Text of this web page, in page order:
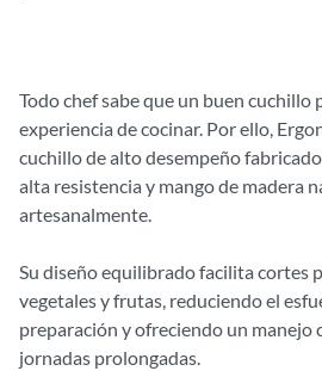
Todo chef sabe que un buen cuchillo
experiencia de cocinar. Por ello,
cuchillo de alto desempeño
alta resistencia y mango de madera
artesanalmente.
Su diseño equilibrado facilita cortes
vegetales y frutas, reduciendo el
preparación y ofreciendo un manejo
jornadas prolongadas.